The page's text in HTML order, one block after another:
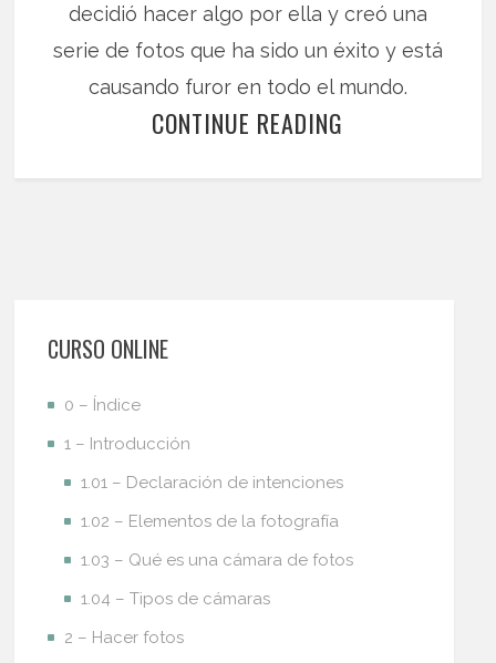
decidió hacer algo por ella y creó una
serie de fotos que ha sido un éxito y está
causando furor en todo el mundo.
CONTINUE READING
CURSO ONLINE
0 – Índice
1 – Introducción
1.01 – Declaración de intenciones
1.02 – Elementos de la fotografía
1.03 – Qué es una cámara de fotos
1.04 – Tipos de cámaras
2 – Hacer fotos